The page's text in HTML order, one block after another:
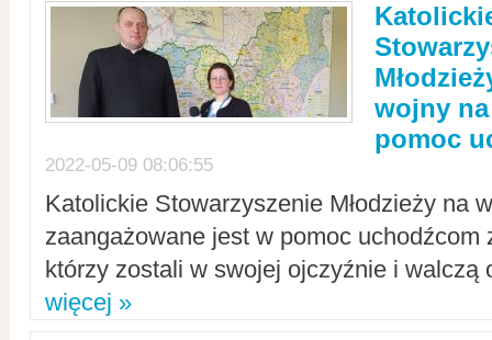
wojny
pomoc
2022-05-09 08:06:55
Katolickie Stowarzyszenie Młodzieży na
zaangażowane jest w pomoc uchodźcom
którzy zostali w swojej ojczyźnie i walczą
więcej »